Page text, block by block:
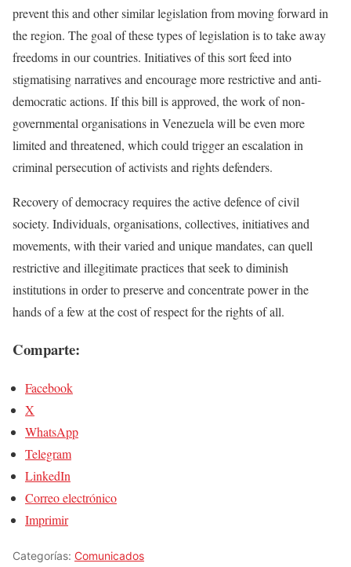
prevent this and other similar legislation from moving forward in
the region. The goal of these types of legislation is to take away
freedoms in our countries. Initiatives of this sort feed into
stigmatising narratives and encourage more restrictive and anti-
democratic actions. If this bill is approved, the work of non-
governmental organisations in Venezuela will be even more
limited and threatened, which could trigger an escalation in
criminal persecution of activists and rights defenders.
Recovery of democracy requires the active defence of civil
society. Individuals, organisations, collectives, initiatives and
movements, with their varied and unique mandates, can quell
restrictive and illegitimate practices that seek to diminish
institutions in order to preserve and concentrate power in the
hands of a few at the cost of respect for the rights of all.
Comparte:
Facebook
X
WhatsApp
Telegram
LinkedIn
Correo electrónico
Imprimir
Categorías: Comunicados